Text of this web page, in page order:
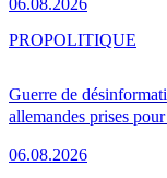
Guerre de
allemandes prises
06.08.2026
PROPOLITIQUE